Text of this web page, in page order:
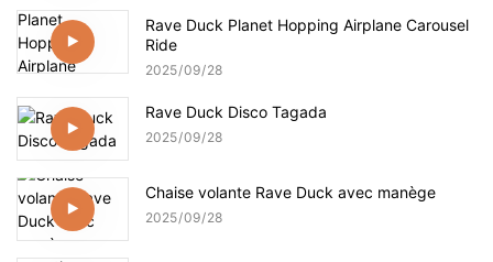
Rave Duck Planet Hopping Airplane Carousel
Ride
2025 09 28
Rave Duck Disco Tagada
2025 09 28
Chaise volante Rave Duck avec manège
2025 09 28